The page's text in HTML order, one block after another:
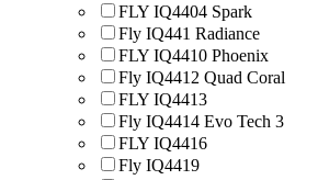
FLY IQ4404 Spark
Fly IQ441 Radiance
FLY IQ4410 Phoenix
Fly IQ4412 Quad Coral
FLY IQ4413
Fly IQ4414 Evo Tech 3
FLY IQ4416
Fly IQ4419